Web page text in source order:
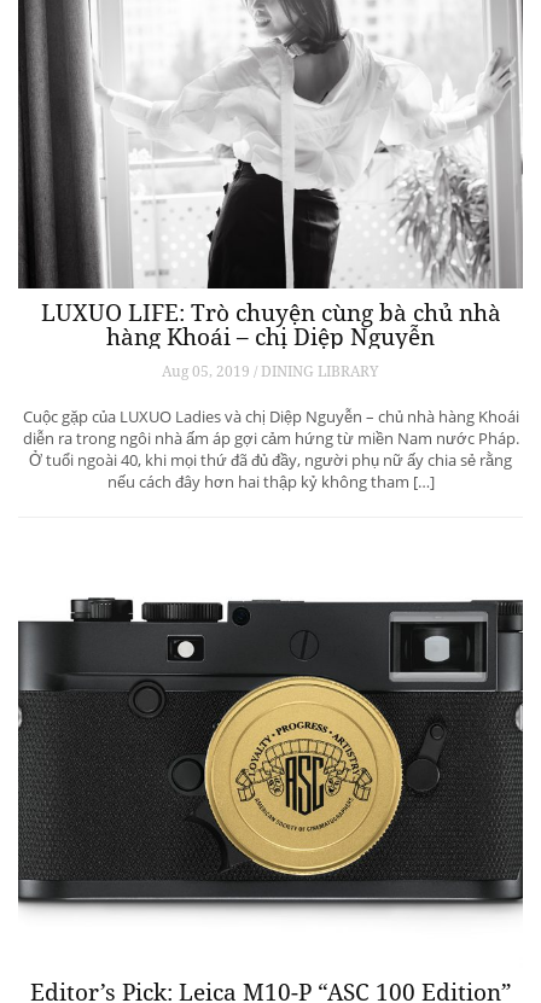
LUXUO LIFE: Trò chuyện cùng bà chủ nhà
hàng Khoái – chị Diệp Nguyễn
Aug 05, 2019 / DINING LIBRARY
Cuộc gặp của LUXUO Ladies và chị Diệp Nguyễn – chủ nhà hàng Khoái
diễn ra trong ngôi nhà ấm áp gợi cảm hứng từ miền Nam nước Pháp.
Ở tuổi ngoài 40, khi mọi thứ đã đủ đầy, người phụ nữ ấy chia sẻ rằng
nếu cách đây hơn hai thập kỷ không tham […]
Editor’s Pick: Leica M10-P “ASC 100 Edition”